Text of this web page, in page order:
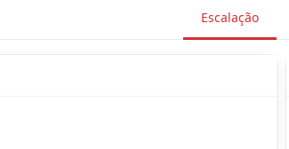
Escalação